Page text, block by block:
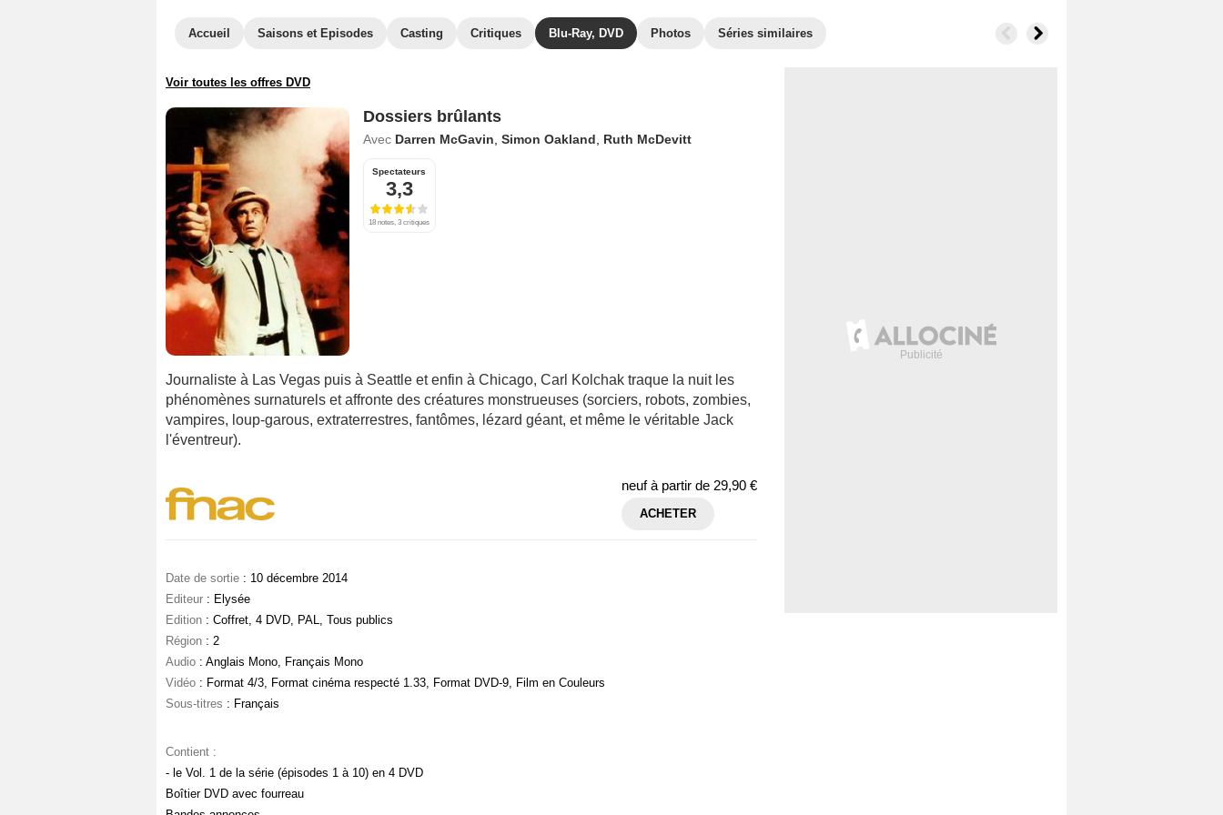
Accueil Saisons et Episodes Casting Critiques Blu-Ray, DVD Photos Séries similaires
Voir toutes les offres DVD
Dossiers brûlants
Avec Darren McGavin Simon Oakland Ruth McDevitt
Spectateurs
3,3
18 notes, 3 critiques
Journaliste à Las Vegas puis à Seattle et enfin à Chicago, Carl Kolchak traque la nuit les
phénomènes surnaturels et affronte des créatures monstrueuses (sorciers, robots, zombies,
vampires, loup-garous, extraterrestres, fantômes, lézard géant, et même le véritable Jack
l'éventreur).
neuf à partir de 29,90 €
ACHETER
Date de sortie : 10 décembre 2014
Editeur : Elysée
Edition : Coffret, 4 DVD, PAL, Tous publics
Région : 2
Audio : Anglais Mono, Français Mono
Vidéo : Format 4/3, Format cinéma respecté 1.33, Format DVD-9, Film en Couleurs
Sous-titres : Français
Contient :
- le Vol. 1 de la série (épisodes 1 à 10) en 4 DVD
Boîtier DVD avec fourreau